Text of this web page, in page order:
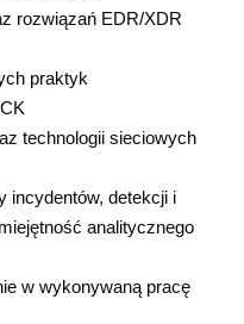
rozwiązań EDR/XDR
praktyk
technologii sieciowych
incydentów, detekcji i
analitycznego
w wykonywaną pracę